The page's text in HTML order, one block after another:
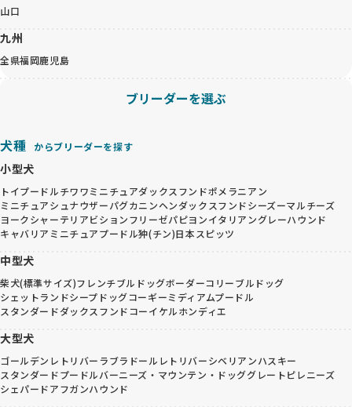
山口
九州
全県福岡鹿児島
ブリーダーを選ぶ
犬種 からブリーダーを探す
小型犬
トイプードルチワワミニチュアダックスフンドポメラニアン
ミニチュアシュナウザーパグカニンヘンダックスフンドシーズーマルチーズ
ヨークシャーテリアビションフリーゼパピヨンイタリアングレーハウンド
キャバリア ミニチュアプードル狆(チン)日本スピッツ
中型犬
柴犬(標準サイズ)フレンチブルドッグボーダーコリーブルドッグ
シェットランドシープドッグコーギーミディアムプードル
スタンダードダックスフンドコーイケルホンディエ
大型犬
ゴールデンレトリバー ラブラドールレトリバーシベリアンハスキー
スタンダードプードルバーニーズ・マウンテン・ドッググレートピレニーズ
シェパードアフガンハウンド